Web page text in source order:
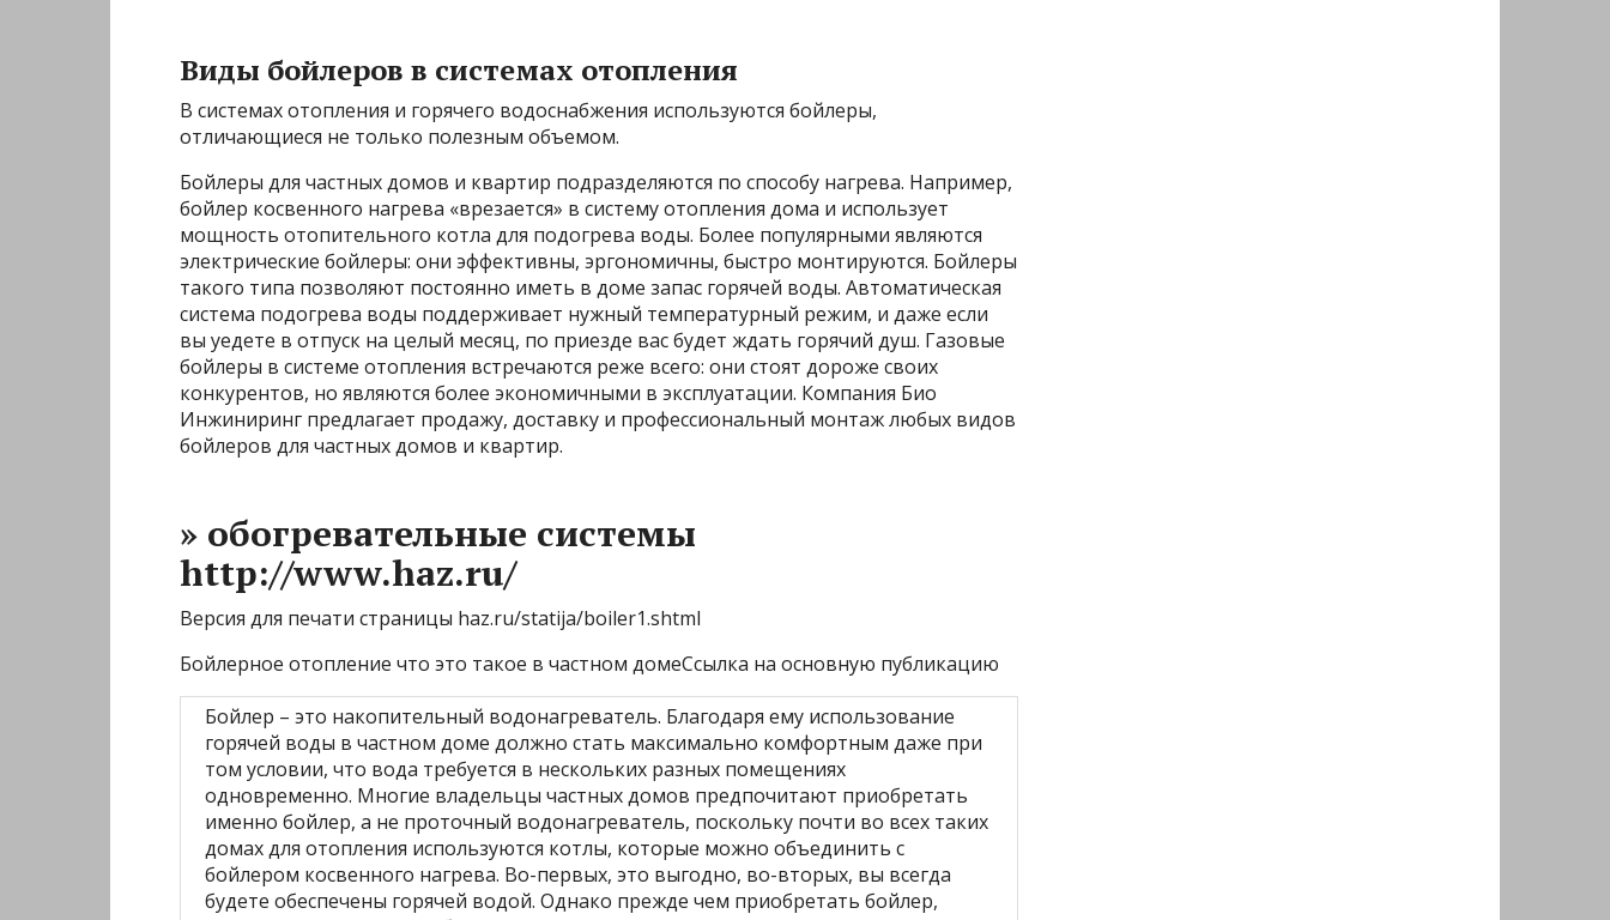
Виды бойлеров в системах отопления
В системах отопления и горячего водоснабжения используются бойлеры,
отличающиеся не только полезным объемом.
Бойлеры для частных домов и квартир подразделяются по способу нагрева. Например,
бойлер косвенного нагрева «врезается» в систему отопления дома и использует
мощность отопительного котла для подогрева воды. Более популярными являются
электрические бойлеры: они эффективны, эргономичны, быстро монтируются. Бойлеры
такого типа позволяют постоянно иметь в доме запас горячей воды. Автоматическая
система подогрева воды поддерживает нужный температурный режим, и даже если
вы уедете в отпуск на целый месяц, по приезде вас будет ждать горячий душ. Газовые
бойлеры в системе отопления встречаются реже всего: они стоят дороже своих
конкурентов, но являются более экономичными в эксплуатации. Компания Био
Инжиниринг предлагает продажу, доставку и профессиональный монтаж любых видов
бойлеров для частных домов и квартир.
» обогревательные системы
http://www.haz.ru/
Версия для печати страницы haz.ru/statija/boiler1.shtml
Бойлерное отопление что это такое в частном домеСсылка на основную публикацию
Бойлер – это накопительный водонагреватель. Благодаря ему использование
горячей воды в частном доме должно стать максимально комфортным даже при
том условии, что вода требуется в нескольких разных помещениях
одновременно. Многие владельцы частных домов предпочитают приобретать
именно бойлер, а не проточный водонагреватель, поскольку почти во всех таких
домах для отопления используются котлы, которые можно объединить с
бойлером косвенного нагрева. Во-первых, это выгодно, во-вторых, вы всегда
будете обеспечены горячей водой. Однако прежде чем приобретать бойлер,